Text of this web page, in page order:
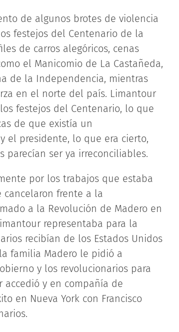
de algunos brotes de violencia
festejos del Centenario de la
de carros alegóricos, cenas
el Manicomio de La Castañeda,
de la Independencia, mientras
en el norte del país. Limantour
festejos del Centenario, lo que
de que existía un
el presidente, lo que era cierto,
parecían ser ya irreconciliables.
por los trabajos que estaba
cancelaron frente a la
a la Revolución de Madero en
representaba para la
recibían de los Estados Unidos
familia Madero le pidió a
y los revolucionarios para
y en compañía de
en Nueva York con Francisco